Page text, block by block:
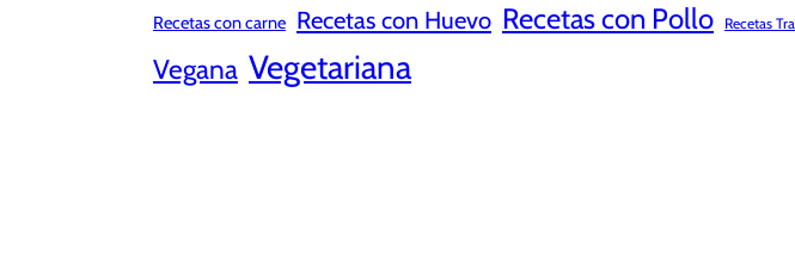
Recetas con carne Recetas con Huevo Recetas con Pollo Recetas
Vegana Vegetariana